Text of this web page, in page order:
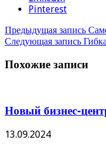
Pinterest
Предыдущая запись
Следующая запись
Похожие записи
Новый бизнес-
13.09.2024